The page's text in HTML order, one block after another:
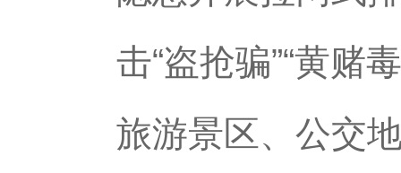
击“盗抢骗”“黄赌
旅游景区、公交